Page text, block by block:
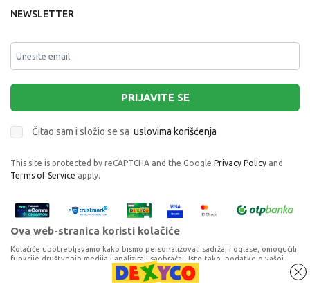
NEWSLETTER
PRIJAVITE SE
Čitao sam i složio se sa uslovima korišćenja
This site is protected by reCAPTCHA and the Google Privacy Policy and
Terms of Service apply.
Ova web-stranica koristi kolačiće
Kolačiće upotrebljavamo kako bismo personalizovali sadržaj i oglase, omogućili
funkcije društvenih medija i analizirali saobraćaj. Isto tako, podatke o vašoj
upotrebi naše web-lokacije delimo s partnerima za društvene medije,
oglašavanje i analizu, a oni ih mogu kombinovati s drugim podacima koje ste im